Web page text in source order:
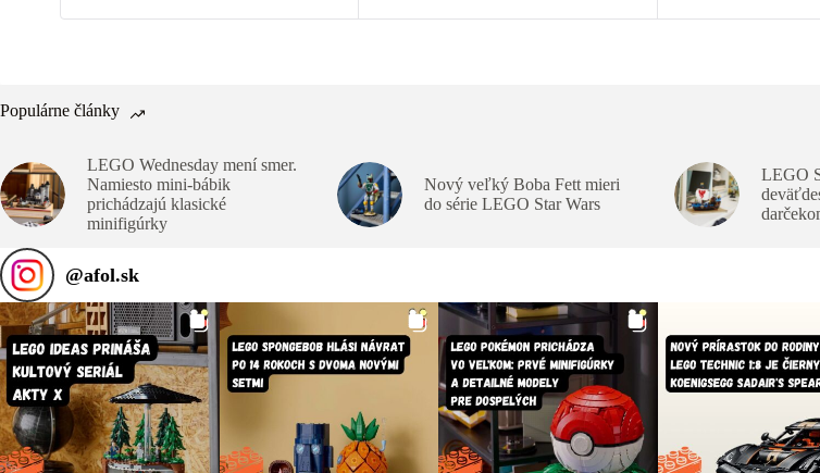
Populárne články
LEGO Wednesday mení smer.
Namiesto mini-bábik
prichádzajú klasické
minifigúrky
Nový veľký Boba Fett mieri
do série LEGO Star Wars
LEGO
@afol.sk